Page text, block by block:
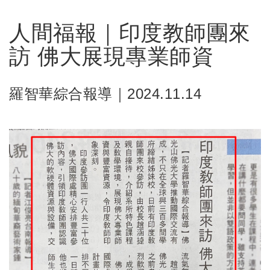
人間福報｜印度教師團來
訪 佛大展現專業師資
羅智華綜合報導｜2024.11.14